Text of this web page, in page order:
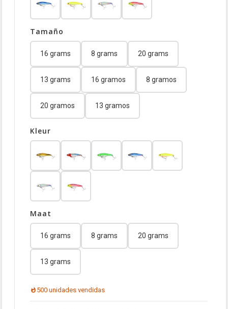
Tamaño
16 grams 8 grams 20 grams
13 grams 16 gramos 8 gramos
20 gramos 13 gramos
Kleur
Maat
16 grams 8 grams 20 grams
13 grams
500 unidades vendidas